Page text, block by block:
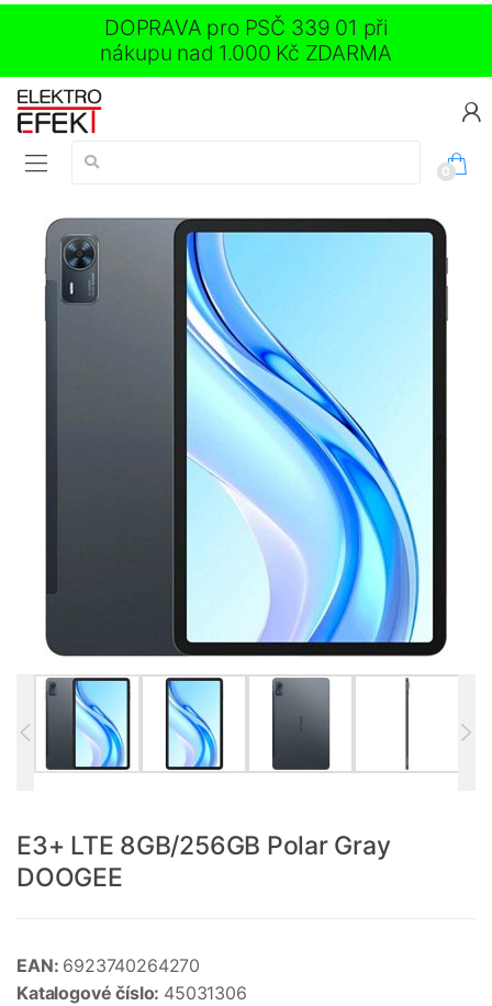
DOPRAVA pro PSČ 339 01 při
nákupu nad 1.000 Kč ZDARMA
Vyhledávání:
0
E3+ LTE 8GB/256GB Polar Gray
DOOGEE
EAN: 6923740264270
Katalogové číslo: 45031306